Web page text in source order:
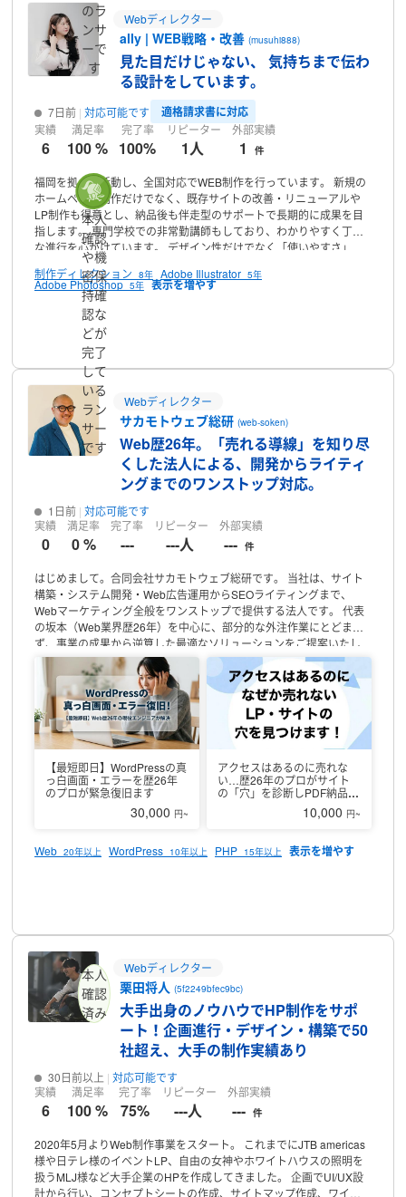
回して欲しい！
・SEOのノウハウがなくて、何から手をつければい
いか分からない！
▼得意なこと / 強み
作・SEOを考慮したメディアの運用 ▼実績例・企業コーポレートサ
イト・イベントLPサイト・サービスサイト・オウンドメディア
等ご不明な点・ご要望等、柔軟に対応させていただきますので、お
気軽にお問い合わせください。
のラ
ンサ
ーで
す
Webディレクター
ally | WEB戦略・改善(musuhi888)
見た目だけじゃない、 気持ちまで伝わ
る設計をしています。
7日前 対応可能です 適格請求書に対応
実績
6
満足率
100 %
完了率
100%
リピーター
1人
外部実績
1 件
福岡を拠点に活動し、全国対応でWEB制作を行っています。
新規の
ホームページ制作だけでなく、既存サイトの改善・リニューアルや
LP制作も得意とし、納品後も伴走型のサポートで長期的に成果を目
指します。専門学校での非常勤講師もしており、わかりやすく丁寧
な進行を心がけています。
デザイン性だけでなく「使いやすさ」
「問い合わせにつながる導線設計」を重視し、
力を引き出すサイトづくりをご提案します。必要に応じて協業クリ
エイターや補助金活用のサポートも可能です。
ての知見も活かし、データに基づいた改善提案も行えます◎
ご相談からでも受け付けておりますので、お気軽にご連絡ください♪
◾️ご対応について
時間帯でzoom等でのお打ち合わせが可能です。
って対応が難しい場合もございます。
ン業務へのご依頼の場合は、
社内ディレクターとしてクライアント
様への対応いたしますので ご安心くださいませ。
Macbook Air M1、iPhone15 pro,honor9,iPad Proデザイン…adobe
CC(Illustrator,Photoshop,XD)Figma
実装…VScodeその他…Google
ドキュメント・スプレッドシート、Teams365（Word、Excel）◾️作
集中して作業を行いたいため、夜間での作業が多く
あらかじめご要望の時間帯がございましたら、なるべく
対応いたします。
制作ディレクション 8年 Adobe Illustrator 5年
Adobe Photoshop 5年
本人
確認
や機
密保
持確
認な
どが
完了
して
いる
ラン
サー
です
Webディレクター
サカモトウェブ総研(web-soken)
Web歴26年。「売れる導線」を知り尽
くした法人による、開発からライティ
ングまでのワンストップ対応。
1日前 対応可能です
実績
0
満足率
0 %
完了率
---
リピーター
---人
外部実績
--- 件
はじめまして。合同会社サカモトウェブ総研です。
当社は、サイト
構築・システム開発・Web広告運用からSEOライティングまで、
Webマーケティング全般をワンストップで提供する法人です。
代表
の坂本（Web業界歴26年）を中心に、部分的な外注作業にとどまら
ず、事業の成果から逆算した最適なソリューションをご提案いたし
ます。この度、新たなクライアント様との接点作りのため、ランサ
ーズでの受注を開始いたしました。▼ 強み・お約束できること1.
「言われた通りに作るだけ」の御用聞きはしませんただ綺麗なサイ
トを作ったり、文字を埋めるだけの作業はいたしません。26年の経
験とシビアなデータ視点から、「本当にそれはCV（成果）に繋がる
か？」をプロの目線で考え、最適な導線を構築・執筆します。
2. 完
げする業者とは異なります。上流のマーケティング戦略から、シス
テム開発、広告の運用、SEOライティングの実作業まで、すべて自
社のスキルで完結できるのが最大の強みです。
3. 迅速かつ確実なコ
いただいたメッセージには原則**「1営業日以内」
絶えるようなトラブルは一切ございません。▼ 稼働時間1日あたり
についても、徹底的なリサーチのもと柔軟に対応いたします。まず
は小さなタスク案件やテストライティング、あるいは「こんなこと
できる？」といったご相談からでも大歓迎です。御社のWeb事業を
加速させるパートナーとして、お気軽にお声がけください。
【最短即日】WordPressの真
っ白画面・エラーを歴26年
のプロが緊急復旧ます
30,000 円~
アクセスはあるのに売れな
い…歴26年のプロがサイト
の「穴」を診断しPDF納品し
10,000 円~
Web 20年以上 WordPress 10年以上 PHP 15年以上
本人
確認
済み
Webディレクター
栗田将人(5f2249bfec9bc)
大手出身のノウハウでHP制作をサポ
ート！企画進行・デザイン・構築で50
社超え、大手の制作実績あり
30日前以上
対応可能です
実績
6
満足率
100 %
完了率
75%
リピーター
---人
外部実績
--- 件
2020年5月よりWeb制作事業をスタート。
これまでにJTB americas
様や日テレ様のイベントLP、自由の女神やホワイトハウスの照明を
扱うMLJ様など大手企業のHPを作成してきました。
企画でUI/UX設
計から行い、コンセプトシートの作成、サイトマップ作成、ワイヤ